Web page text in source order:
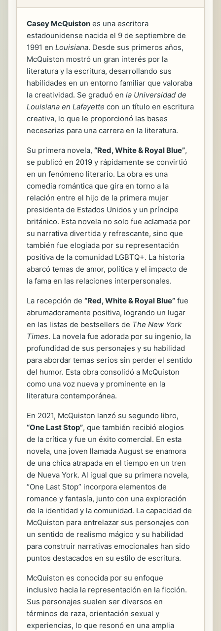
Casey McQuiston es una escritora
estadounidense nacida el 9 de septiembre de
1991 en Louisiana. Desde sus primeros años,
McQuiston mostró un gran interés por la
literatura y la escritura, desarrollando sus
habilidades en un entorno familiar que valoraba
la creatividad. Se graduó en la Universidad de
Louisiana en Lafayette con un título en escritura
creativa, lo que le proporcionó las bases
necesarias para una carrera en la literatura.
Su primera novela, “Red, White & Royal Blue”,
se publicó en 2019 y rápidamente se convirtió
en un fenómeno literario. La obra es una
comedia romántica que gira en torno a la
relación entre el hijo de la primera mujer
presidenta de Estados Unidos y un príncipe
británico. Esta novela no solo fue aclamada por
su narrativa divertida y refrescante, sino que
también fue elogiada por su representación
positiva de la comunidad LGBTQ+. La historia
abarcó temas de amor, política y el impacto de
la fama en las relaciones interpersonales.
La recepción de “Red, White & Royal Blue” fue
abrumadoramente positiva, logrando un lugar
en las listas de bestsellers de The New York
Times. La novela fue adorada por su ingenio, la
profundidad de sus personajes y su habilidad
para abordar temas serios sin perder el sentido
del humor. Esta obra consolidó a McQuiston
como una voz nueva y prominente en la
literatura contemporánea.
En 2021, McQuiston lanzó su segundo libro,
“One Last Stop”, que también recibió elogios
de la crítica y fue un éxito comercial. En esta
novela, una joven llamada August se enamora
de una chica atrapada en el tiempo en un tren
de Nueva York. Al igual que su primera novela,
“One Last Stop” incorpora elementos de
romance y fantasía, junto con una exploración
de la identidad y la comunidad. La capacidad de
McQuiston para entrelazar sus personajes con
un sentido de realismo mágico y su habilidad
para construir narrativas emocionales han sido
puntos destacados en su estilo de escritura.
McQuiston es conocida por su enfoque
inclusivo hacia la representación en la ficción.
Sus personajes suelen ser diversos en
términos de raza, orientación sexual y
experiencias, lo que resonó en una amplia